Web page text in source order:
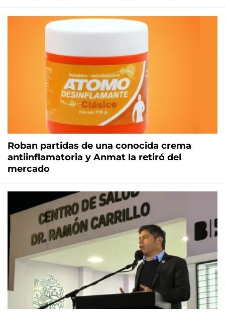
Roban partidas de una conocida crema
antiinflamatoria y Anmat la retiró del
mercado